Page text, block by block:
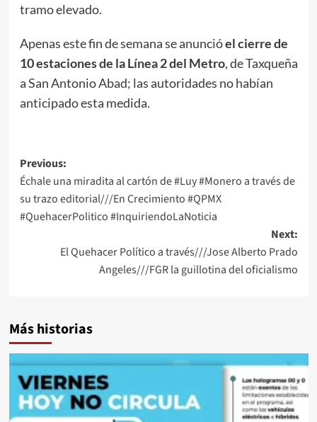
tramo elevado.
Apenas este fin de semana se anuncióel cierre de
10 estaciones de la Línea 2 del Metro, de Taxqueña
a San Antonio Abad; las autoridades no habían
anticipado esta medida.
Post
navigation
Previous:
Échale una miradita al cartón de #Luy #Monero a través de
su trazo editorial///En Crecimiento #QPMX
#QuehacerPolitico #InquiriendoLaNoticia
Next:
El Quehacer Político a través///Jose Alberto Prado
Angeles///FGR la guillotina del oficialismo
Más historias